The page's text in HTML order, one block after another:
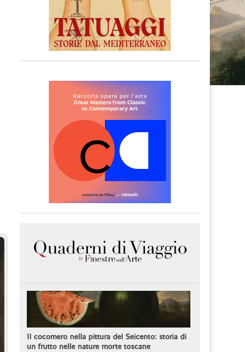
Il cocomero nella pittura del Seicento: storia di
un frutto nelle nature morte toscane